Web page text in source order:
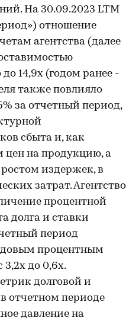
На 30.09.2023 LTM
отношение
агентства (далее
14,9х (годом ранее -
также повлияло
за отчетный период,
сбыта и, как
цен на продукцию, а
издержек, в
затрат. Агентство
процентной
долга и ставки
период
процентным
до 0,6х.
долговой и
отчетном периоде
давление на